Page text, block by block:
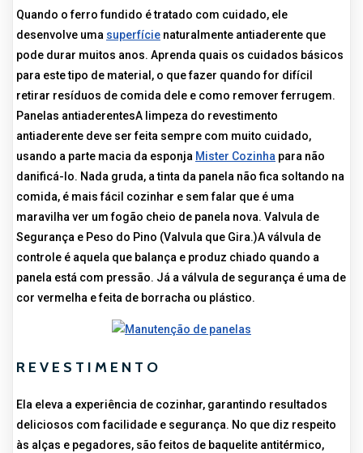
Quando o ferro fundido é tratado com cuidado, ele
desenvolve uma superfície naturalmente antiaderente que
pode durar muitos anos. Aprenda quais os cuidados básicos
para este tipo de material, o que fazer quando for difícil
retirar resíduos de comida dele e como remover ferrugem.
Panelas antiaderentesA limpeza do revestimento
antiaderente deve ser feita sempre com muito cuidado,
usando a parte macia da esponja Mister Cozinha para não
danificá-lo. Nada gruda, a tinta da panela não fica soltando na
comida, é mais fácil cozinhar e sem falar que é uma
maravilha ver um fogão cheio de panela nova. Valvula de
Segurança e Peso do Pino (Valvula que Gira.)A válvula de
controle é aquela que balança e produz chiado quando a
panela está com pressão. Já a válvula de segurança é uma de
cor vermelha e feita de borracha ou plástico.
REVESTIMENTO
Ela eleva a experiência de cozinhar, garantindo resultados
deliciosos com facilidade e segurança. No que diz respeito
às alças e pegadores, são feitos de baquelite antitérmico,